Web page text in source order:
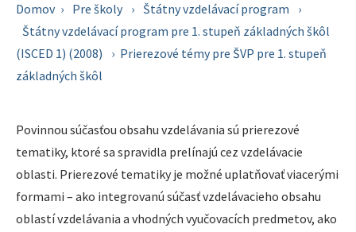
Domov › Pre školy › Štátny vzdelávací program
›
Štátny vzdelávací program pre 1. stupeň základných škôl
(ISCED 1) (2008)
› Prierezové témy pre ŠVP pre 1. stupeň
základných škôl
Povinnou súčasťou obsahu vzdelávania sú prierezové
tematiky, ktoré sa spravidla prelínajú cez vzdelávacie
oblasti. Prierezové tematiky je možné uplatňovať viacerými
formami – ako integrovanú súčasť vzdelávacieho obsahu
oblastí vzdelávania a vhodných vyučovacích predmetov, ako